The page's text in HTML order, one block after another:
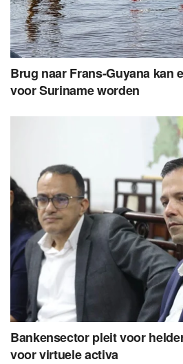
Brug naar Frans-Guyana kan
voor Suriname worden
Bankensector pleit voor
voor virtuele activa